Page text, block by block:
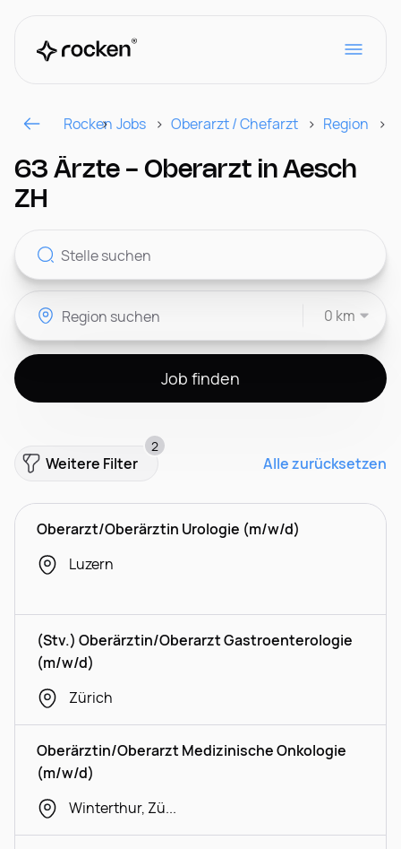
Für Arbeitgeber
Kontakt
CH
Rocken Jobs Oberarzt / Chefarzt Region
63 Ärzte - Oberarzt in Aesch
ZH
0 km
Job finden
Weitere Filter
2
Alle zurücksetzen
Oberarzt/Oberärztin Urologie (m/w/d)
Luzern
(Stv.) Oberärztin/Oberarzt Gastroenterologie
(m/w/d)
Zürich
Oberärztin/Oberarzt Medizinische Onkologie
(m/w/d)
Winterthur, Zürich